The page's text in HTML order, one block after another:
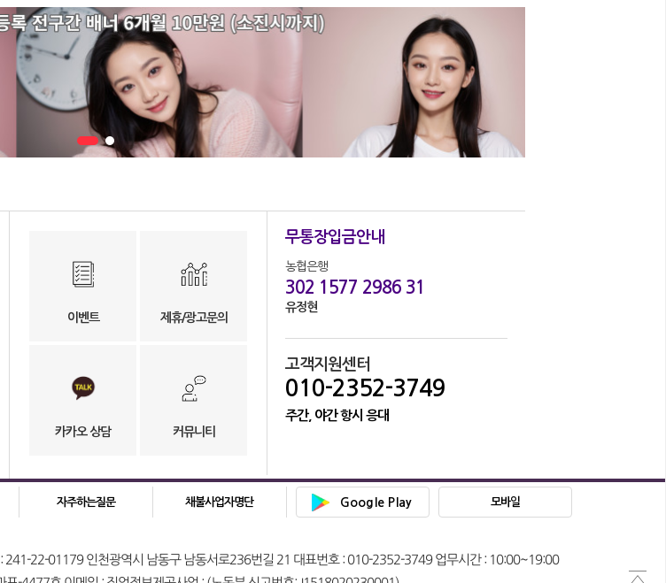
이벤트 제휴/광고문의
카카오 상담 커뮤니티
무통장입금안내
농협은행
302 1577 2986 31
유정현
고객지원센터
010-2352-3749
주간, 야간 항시 응대
자주하는질문 채불사업자명단 Google Play 모바일
: 241-22-01179 인천광역시 남동구 남동서로236번길 21 대표번호 : 010-2352-3749 업무시간 : 10:00~19:00